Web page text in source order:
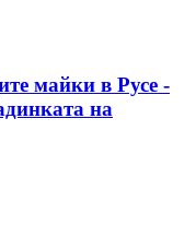
майки в Русе -
на